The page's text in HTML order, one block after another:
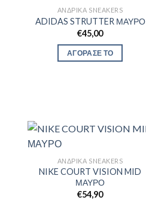
ΑΝΔΡΙΚΆ SNEAKERS
ADIDAS STRUTTER ΜΑΥΡΟ
€45,00
ΑΓΟΡΑΣΕ ΤΟ
ΑΝΔΡΙΚΆ SNEAKERS
NIKE COURT VISION MID
ΜΑΥΡΟ
€54,90